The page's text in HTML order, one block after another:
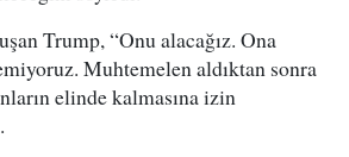
Trump, “Onu alacağız. Ona
Muhtemelen aldıktan sonra
elinde kalmasına izin